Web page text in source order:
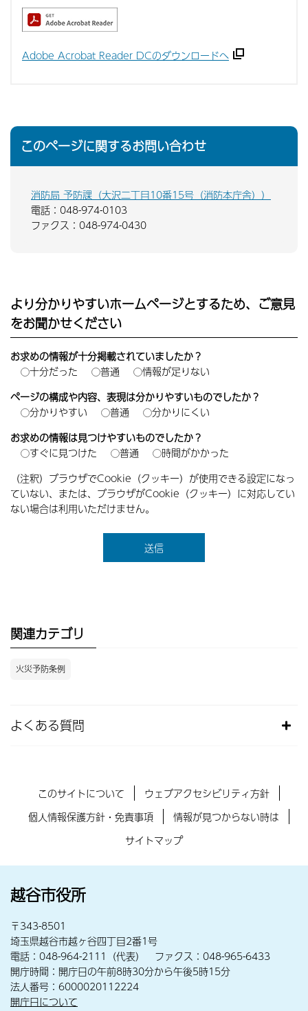
Adobe Acrobat Reader DCのダウンロードへ
このページに関するお問い合わせ
消防局 予防課（大沢二丁目10番15号（消防本庁舎））
電話：048-974-0103
ファクス：048-974-0430
より分かりやすいホームページとするため、ご意見
をお聞かせください
お求めの情報が十分掲載されていましたか？
十分だった
普通
情報が足りない
ページの構成や内容、表現は分かりやすいものでしたか？
分かりやすい
普通
分かりにくい
お求めの情報は見つけやすいものでしたか？
すぐに見つけた
普通
時間がかかった
（注釈）ブラウザでCookie（クッキー）が使用できる設定になっ
ていない、または、ブラウザがCookie（クッキー）に対応してい
ない場合は利用いただけません。
関連カテゴリ
火災予防条例
よくある質問
このサイトについて
ウェブアクセシビリティ方針
個人情報保護方針・免責事項
情報が見つからない時は
サイトマップ
越谷市役所
〒343-8501
埼玉県越谷市越ヶ谷四丁目2番1号
電話：048-964-2111（代表） ファクス：048-965-6433
開庁時間：開庁日の午前8時30分から午後5時15分
法人番号：6000020112224
開庁日について